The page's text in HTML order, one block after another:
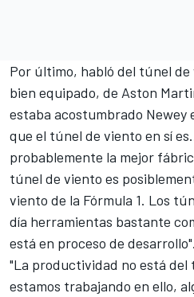
Por último, habló del túnel
bien equipado, de Aston
estaba acostumbrado Newey
que el túnel de viento en sí
probablemente la mejor
túnel de viento es
viento de la Fórmula 1. Los
día herramientas bastante
está en proceso de desarrollo".
"La productividad no está del
estamos trabajando en ello,